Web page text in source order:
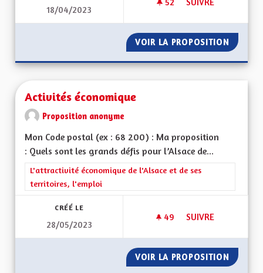
18/04/2023
VOIR LA PROPOSITION
Activités économique
Proposition anonyme
Mon Code postal (ex : 68 200) : Ma proposition
: Quels sont les grands défis pour l’Alsace de...
Filtrer les résultats de la catégorie : L'attractivité
L'attractivité économique de l'Alsace et de ses
territoires, l'emploi
CRÉÉ LE
28/05/2023
49 49 ABONNÉS
SUIVRE
VOIR LA PROPOSITION